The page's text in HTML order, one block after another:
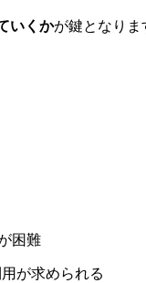
いくかが鍵となりま
困難
が求められる